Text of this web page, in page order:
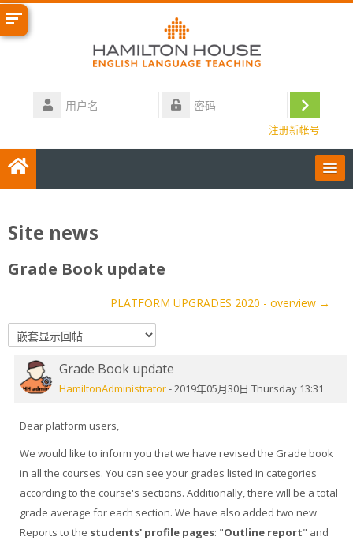
跳
到
户
登
注册新帐号
索
课
程
Site news
Grade Book update
PLATFORM UPGRADES 2020 - overview →
Grade Book update
HamiltonAdministrator-2019年05月30日 Thursday 13:31
回
帖
0
Dear platform users,
We would like to inform you that we have revised the Grade book
in all the courses. You can see your grades listed in categories
according to the course's sections. Additionally, there will be a total
grade average for each section. We have also added two new
Reports to the students' profile pages: "Outline report" and